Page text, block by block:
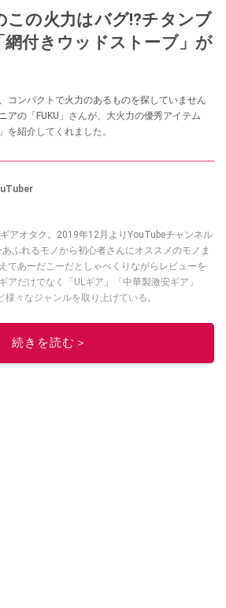
この火力はバグ⁉チタンブ
網付きウッドストーブ」が
コンパクトで火力のあるものを探していません
アの「FUKU」さんが、大火力の優秀アイテム
を紹介してくれました。
アオタク。2019年12月よりYouTubeチャンネル
あふれるモノから初心者さんにオススメのモノま
てあーだこーだとしゃべくりながらレビューを
アだけでなく「ULギア」「中華製激安ギア」
様々なジャンルを取り上げている。
このイチオシストの他の記事を読む
続きを読む＞